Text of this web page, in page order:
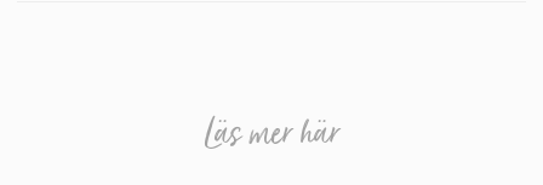
Läs mer här